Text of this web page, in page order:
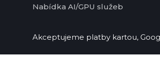
Nabídka AI/GPU služeb
Akceptujeme platby kartou,